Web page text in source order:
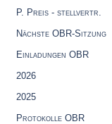
Ortsvorsteher
P. Preis - stellvertr.
Ortsvorsteher
Nächste OBR-Sitzung
Einladungen OBR
2026
2025
Protokolle OBR